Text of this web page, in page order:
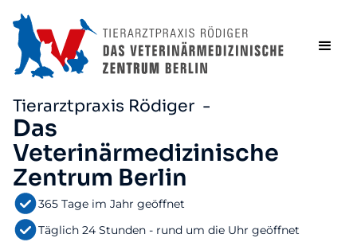
Tierarztpraxis Rödiger -
Das
Veterinärmedizinische
Zentrum Berlin
365 Tage im Jahr geöffnet
Täglich 24 Stunden - rund um die Uhr geöffnet